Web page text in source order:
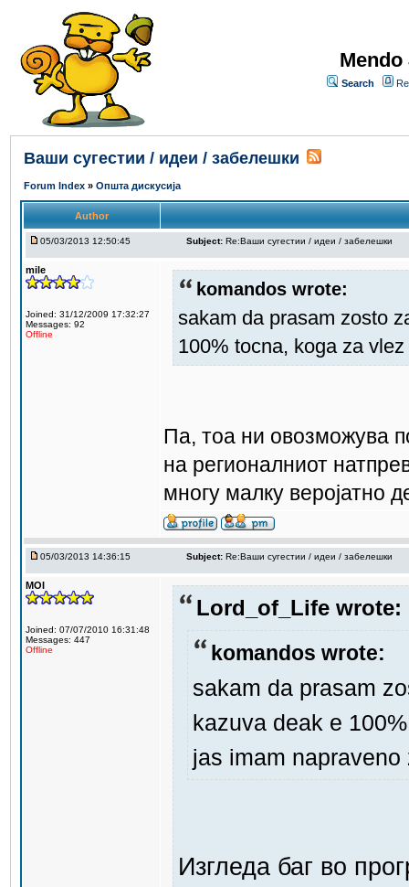
Search
Ваши сугестии / идеи / забелешки
Forum Index » Општа дискусија
Author
05/03/2013 12:50:45 Subject: Re:Ваши сугестии / идеи / забелешки
mile
Joined: 31/12/2009 17:32:27
Messages: 92
Offline
komandos wrote:
sakam da prasam zosto
100% tocna, koga za
Па, тоа ни овозможува
на регионалниот
многу малку веројатно
05/03/2013 14:36:15 Subject: Re:Ваши сугестии / идеи / забелешки
MOI
Joined: 07/07/2010 16:31:48
Messages: 447
Offline
Lord_of_Life wrote:
komandos wrote:
sakam da prasam
kazuva deak e
jas imam napraveno
Изгледа баг во